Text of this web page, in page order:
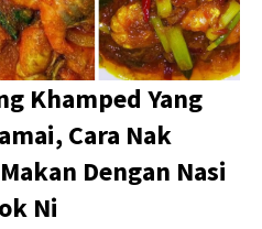
Khamped Yang
Cara Nak
Dengan Nasi
Ni